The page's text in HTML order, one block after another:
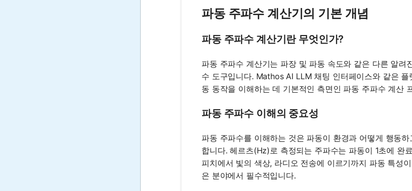
파동 주파수 계산기의 기본 개념
파동 주파수 계산기란 무엇인가?
파동 주파수 계산기는 파장 및 파동 속도와 같은 다른 알
수 도구입니다. Mathos AI LLM 채팅 인터페이스와 같은
동 동작을 이해하는 데 기본적인 측면인 파동 주파수 계산
파동 주파수 이해의 중요성
파동 주파수를 이해하는 것은 파동이 환경과 어떻게 행동
합니다. 헤르츠(Hz)로 측정되는 주파수는 파동이 1초에 완
피치에서 빛의 색상, 라디오 전송에 이르기까지 파동 특성
은 분야에서 필수적입니다.